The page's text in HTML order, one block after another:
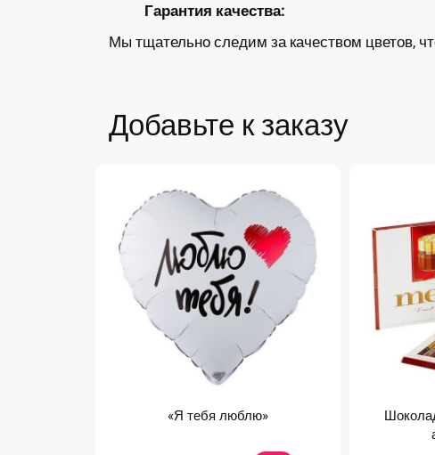
Гарантия качества:
Мы тщательно следим за качеством цветов,
Добавьте к заказу
«Я тебя люблю»